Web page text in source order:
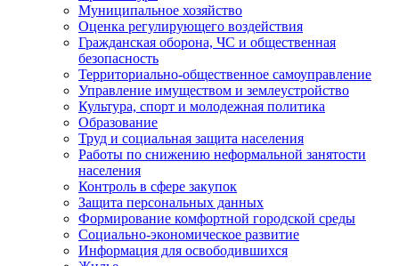
Муниципальное хозяйство
Оценка регулирующего воздействия
Гражданская оборона, ЧС и общественная
безопасность
Территориально-общественное самоуправление
Управление имуществом и землеустройство
Культура, спорт и молодежная политика
Образование
Труд и социальная защита населения
Работы по снижению неформальной занятости
населения
Контроль в сфере закупок
Защита персональных данных
Формирование комфортной городской среды
Социально-экономическое развитие
Информация для освободившихся